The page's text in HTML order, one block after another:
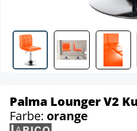
Palma Lounger V2
Farbe: orange